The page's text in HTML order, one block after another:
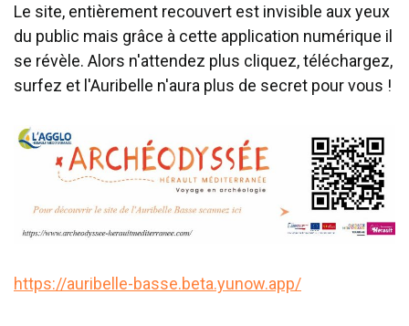
Le site, entièrement recouvert est invisible aux yeux
du public mais grâce à cette application numérique il
se révèle. Alors n'attendez plus cliquez, téléchargez,
surfez et l'Auribelle n'aura plus de secret pour vous !
https://auribelle-basse.beta.yunow.app/